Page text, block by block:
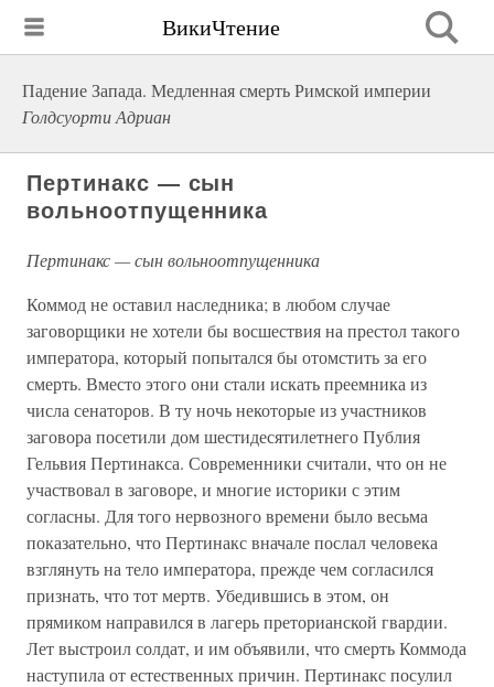
ВикиЧтение
Падение Запада. Медленная смерть Римской империи
Голдсуорти Адриан
Пертинакс — сын
вольноотпущенника
Пертинакс — сын вольноотпущенника
Коммод не оставил наследника; в любом случае
заговорщики не хотели бы восшествия на престол такого
императора, который попытался бы отомстить за его
смерть. Вместо этого они стали искать преемника из
числа сенаторов. В ту ночь некоторые из участников
заговора посетили дом шестидесятилетнего Публия
Гельвия Пертинакса. Современники считали, что он не
участвовал в заговоре, и многие историки с этим
согласны. Для того нервозного времени было весьма
показательно, что Пертинакс вначале послал человека
взглянуть на тело императора, прежде чем согласился
признать, что тот мертв. Убедившись в этом, он
прямиком направился в лагерь преторианской гвардии.
Лет выстроил солдат, и им объявили, что смерть Коммода
наступила от естественных причин. Пертинакс посулил